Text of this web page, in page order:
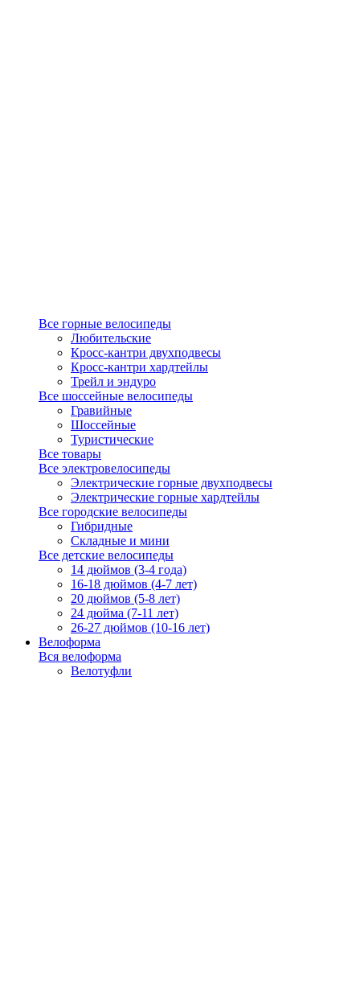
Все горные велосипеды
Любительские
Кросс-кантри двухподвесы
Кросс-кантри хардтейлы
Трейл и эндуро
Все шоссейные велосипеды
Гравийные
Шоссейные
Туристические
Все товары
Все электровелосипеды
Электрические горные двухподвесы
Электрические горные хардтейлы
Все городские велосипеды
Гибридные
Складные и мини
Все детские велосипеды
14 дюймов (3-4 года)
16-18 дюймов (4-7 лет)
20 дюймов (5-8 лет)
24 дюйма (7-11 лет)
26-27 дюймов (10-16 лет)
Велоформа
Вся велоформа
Велотуфли